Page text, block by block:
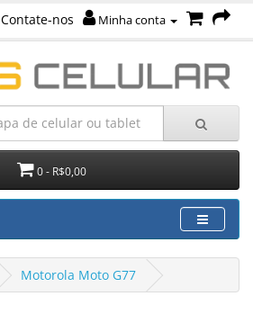
Contate-nos Minha conta
0 - R$0,00
Motorola Moto G77